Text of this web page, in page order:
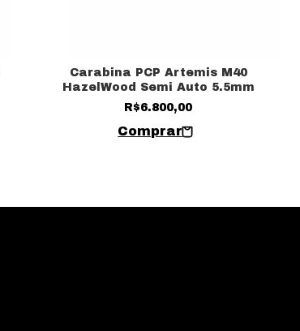
Carabina PCP Artemis M40
HazelWood Semi Auto 5.5mm
R$6.800,00